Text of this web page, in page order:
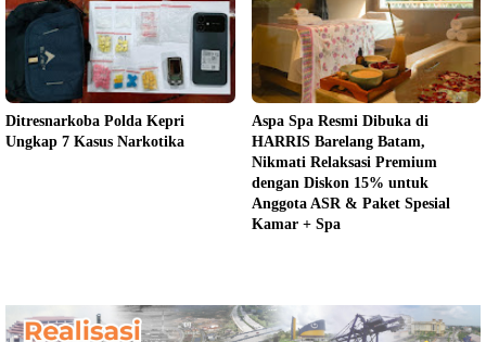
Ditresnarkoba Polda Kepri
Ungkap 7 Kasus Narkotika
Aspa Spa Resmi Dibuka di
HARRIS Barelang Batam,
Nikmati Relaksasi Premium
dengan Diskon 15% untuk
Anggota ASR & Paket Spesial
Kamar + Spa